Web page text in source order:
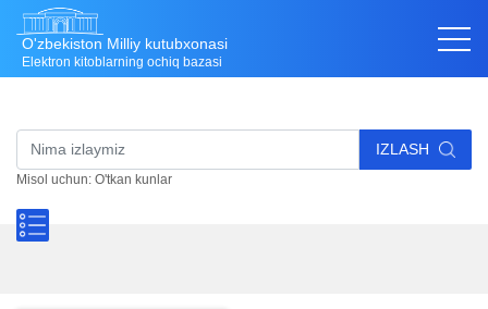
O'zbekiston Milliy kutubxonasi
Elektron kitoblarning ochiq bazasi
IZLASH
Misol uchun: O'tkan kunlar